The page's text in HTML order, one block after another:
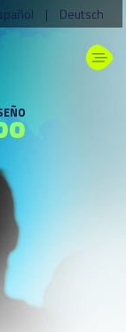
| Deutsch